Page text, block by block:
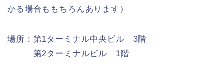
かる場合ももちろんあります）
場所：第1ターミナル中央ビル 3階
第2ターミナルビル 1階